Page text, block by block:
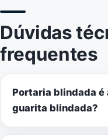
Dúvidas
frequentes
Portaria blindada é
guarita blindada?